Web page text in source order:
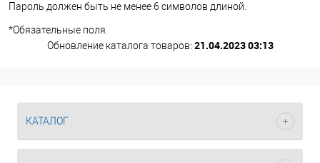
Пароль должен быть не менее 6 символов длиной.
*Обязательные поля.
Обновление каталога товаров: 21.04.2023 03:13
КАТАЛОГ